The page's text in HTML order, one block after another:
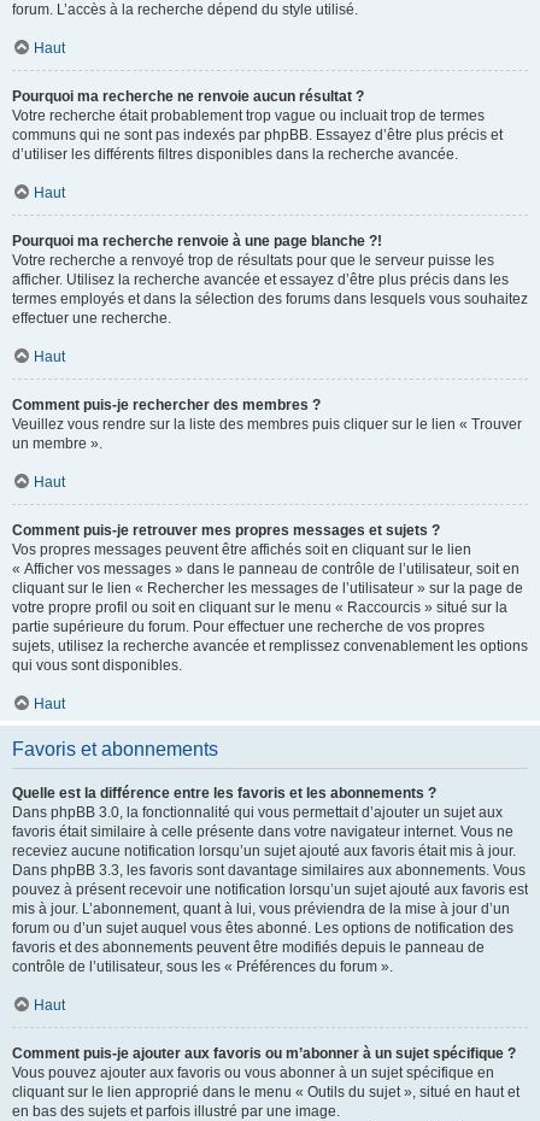
forum. L’accès à la recherche dépend du style utilisé.
Haut
Pourquoi ma recherche ne renvoie aucun résultat ?
Votre recherche était probablement trop vague ou incluait trop de termes
communs qui ne sont pas indexés par phpBB. Essayez d’être plus précis et
d’utiliser les différents filtres disponibles dans la recherche avancée.
Haut
Pourquoi ma recherche renvoie à une page blanche ?!
Votre recherche a renvoyé trop de résultats pour que le serveur puisse les
afficher. Utilisez la recherche avancée et essayez d’être plus précis dans les
termes employés et dans la sélection des forums dans lesquels vous souhaitez
effectuer une recherche.
Haut
Comment puis-je rechercher des membres ?
Veuillez vous rendre sur la liste des membres puis cliquer sur le lien « Trouver
un membre ».
Haut
Comment puis-je retrouver mes propres messages et sujets ?
Vos propres messages peuvent être affichés soit en cliquant sur le lien
« Afficher vos messages » dans le panneau de contrôle de l’utilisateur, soit en
cliquant sur le lien « Rechercher les messages de l’utilisateur » sur la page de
votre propre profil ou soit en cliquant sur le menu « Raccourcis » situé sur la
partie supérieure du forum. Pour effectuer une recherche de vos propres
sujets, utilisez la recherche avancée et remplissez convenablement les options
qui vous sont disponibles.
Haut
Favoris et abonnements
Quelle est la différence entre les favoris et les abonnements ?
Dans phpBB 3.0, la fonctionnalité qui vous permettait d’ajouter un sujet aux
favoris était similaire à celle présente dans votre navigateur internet. Vous ne
receviez aucune notification lorsqu’un sujet ajouté aux favoris était mis à jour.
Dans phpBB 3.3, les favoris sont davantage similaires aux abonnements. Vous
pouvez à présent recevoir une notification lorsqu’un sujet ajouté aux favoris est
mis à jour. L’abonnement, quant à lui, vous préviendra de la mise à jour d’un
forum ou d’un sujet auquel vous êtes abonné. Les options de notification des
favoris et des abonnements peuvent être modifiés depuis le panneau de
contrôle de l’utilisateur, sous les « Préférences du forum ».
Haut
Comment puis-je ajouter aux favoris ou m’abonner à un sujet spécifique ?
Vous pouvez ajouter aux favoris ou vous abonner à un sujet spécifique en
cliquant sur le lien approprié dans le menu « Outils du sujet », situé en haut et
en bas des sujets et parfois illustré par une image.